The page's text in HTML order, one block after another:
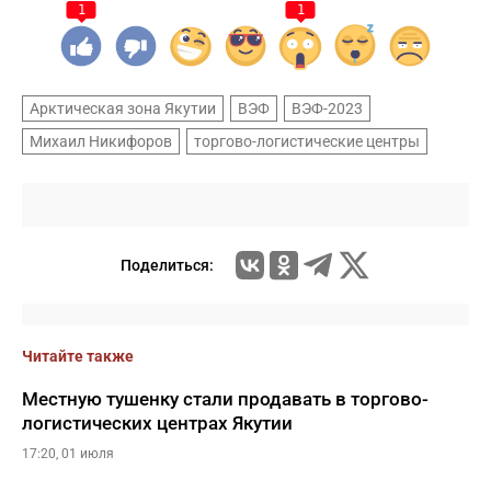
1 1
Арктическая зона Якутии ВЭФ
ВЭФ-2023
Михаил Никифоров
торгово-логистические центры
Поделиться:
Читайте также
Местную тушенку стали продавать в торгово-
логистических центрах Якутии
17:20, 01 июля